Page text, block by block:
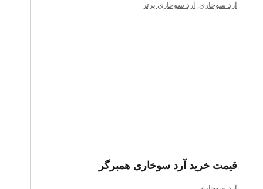
آرد سوخاری, آرد سوخاری برتر
قیمت خرید آرد سوخاری همبرگر